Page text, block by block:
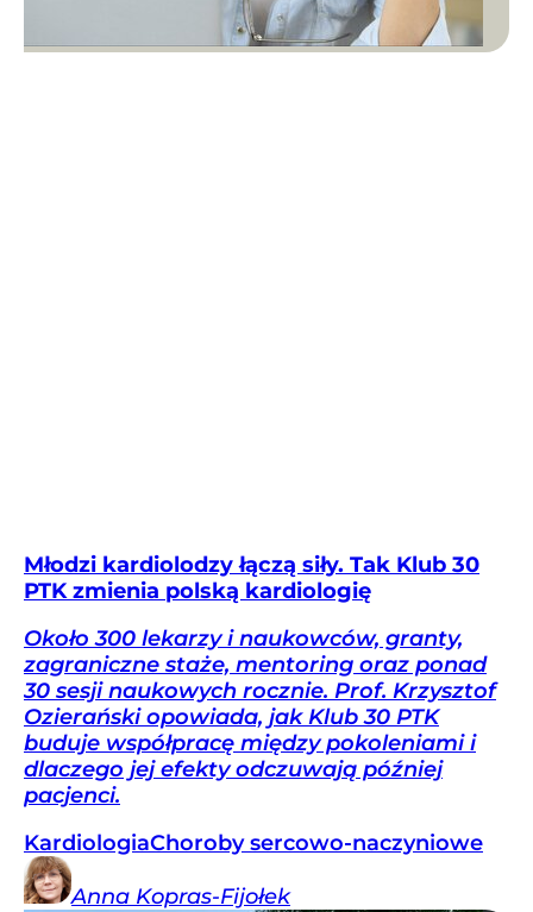
Młodzi kardiolodzy łączą siły. Tak Klub 30
PTK zmienia polską kardiologię
Około 300 lekarzy i naukowców, granty,
zagraniczne staże, mentoring oraz ponad
30 sesji naukowych rocznie. Prof. Krzysztof
Ozierański opowiada, jak Klub 30 PTK
buduje współpracę między pokoleniami i
dlaczego jej efekty odczuwają później
pacjenci.
KardiologiaChoroby sercowo-naczyniowe
Anna Kopras-Fijołek